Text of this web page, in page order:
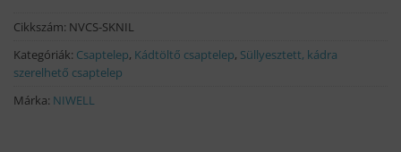
Cikkszám: NVCS-SKNIL
Kategóriák: Csaptelep, Kádtöltő csaptelep, Süllyesztett, kádra
szerelhető csaptelep
Márka: NIWELL